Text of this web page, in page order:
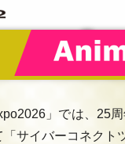
」では、25
「サイバーコネクト